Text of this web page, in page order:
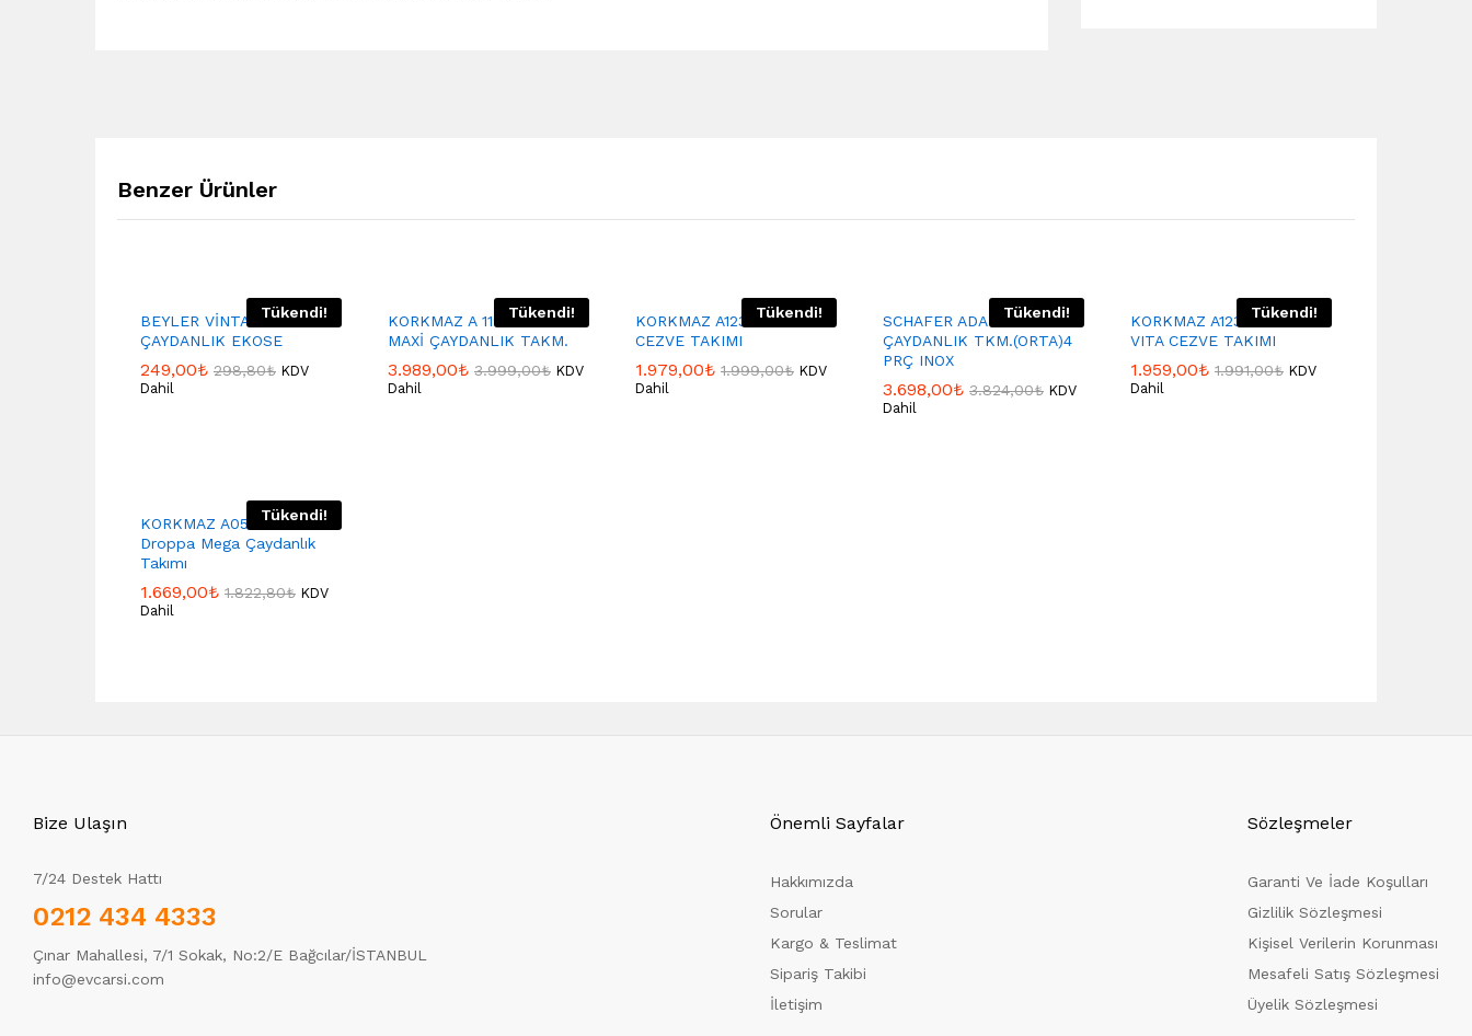
Benzer Ürünler
Tükendi!
BEYLER VİNTAGE
ÇAYDANLIK EKOSE
249,00₺ 298,80₺ KDV
Dahil
Tükendi!
KORKMAZ A 119-04 FLORA
MAXİ ÇAYDANLIK TAKM.
3.989,00₺ 3.999,00₺ KDV
Dahil
Tükendi!
KORKMAZ A1232 STEAMA
CEZVE TAKIMI
1.979,00₺ 1.999,00₺ KDV
Dahil
Tükendi!
SCHAFER ADA METAL
ÇAYDANLIK TKM.(ORTA)4
PRÇ INOX
3.698,00₺ 3.824,00₺ KDV
Dahil
Tükendi!
KORKMAZ A1237 ROSA
VITA CEZVE TAKIMI
1.959,00₺ 1.991,00₺ KDV
Dahil
Tükendi!
KORKMAZ A058 Korkmaz
Droppa Mega Çaydanlık
Takımı
1.669,00₺ 1.822,80₺ KDV
Dahil
Bize Ulaşın
7/24 Destek Hattı
0212 434 4333
Çınar Mahallesi, 7/1 Sokak, No:2/E Bağcılar/İSTANBUL
info@evcarsi.com
Önemli Sayfalar
Hakkımızda
Sorular
Kargo & Teslimat
Sipariş Takibi
İletişim
Sözleşmeler
Garanti Ve İade Koşulları
Gizlilik Sözleşmesi
Kişisel Verilerin Korunması
Mesafeli Satış Sözleşmesi
Üyelik Sözleşmesi